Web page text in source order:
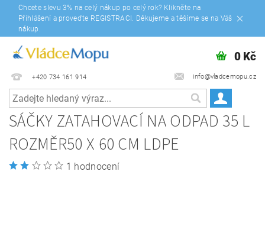
Chcete slevu 3% na celý nákup po celý rok? Klikněte na
Přihlášení a proveďte REGISTRACI. Děkujeme a těšíme se na Váš
nákup.
+420 734 161 914 info@vladcemopu.cz
0 Kč
SÁČKY ZATAHOVACÍ NA ODPAD 35 L
ROZMĚR50 X 60 CM LDPE
1 hodnocení